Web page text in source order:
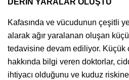
DERİN YARALAR OLUŞTU
Kafasında ve vücudunun çeşitli
alarak ağır yaralanan oluşan
tedavisine devam ediliyor. Küçük
hakkında bilgi veren doktorlar,
ihtiyacı olduğunu ve kuduz